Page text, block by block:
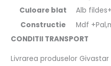
Culoare blat
Alb
Constructie
Mdf
CONDITII TRANSPORT
Livrarea produselor